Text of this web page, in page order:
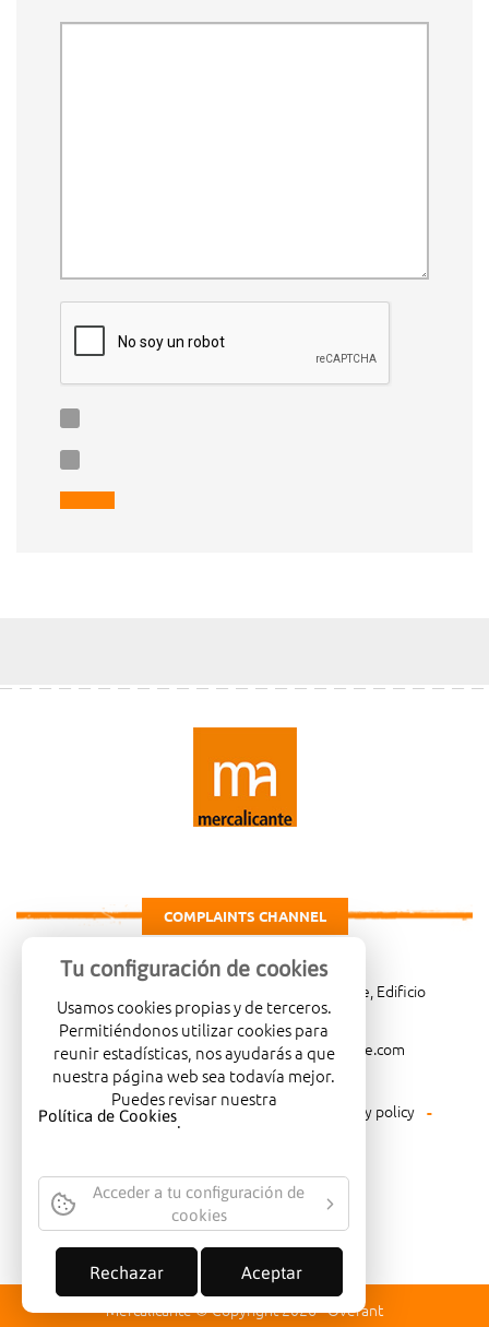
COMPLAINTS CHANNEL
Carretera de Madrid Km. 4, 03007 Alicante, Edificio
Administrativo, planta 3ª
966081001
merca@mercalicante.com
Legal warning Cookies policy
Privacy policy
Environmental policy
COMPANY CERTIFIED WITH THE
Mercalicante © Copyright 2026 -Overant
Tu configuración de cookies
Usamos cookies propias y de terceros.
Permitiéndonos utilizar cookies para
reunir estadísticas, nos ayudarás a que
nuestra página web sea todavía mejor.
Puedes revisar nuestra
Política de Cookies.
Acceder a tu configuración de
cookies
Rechazar Aceptar